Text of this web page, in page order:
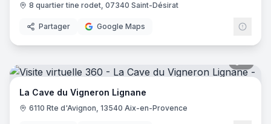
8 quartier tine rodet, 07340 Saint-Désirat
Partager Google Maps
La Cave du Vigneron Lignane
6110 Rte d'Avignon, 13540 Aix-en-Provence